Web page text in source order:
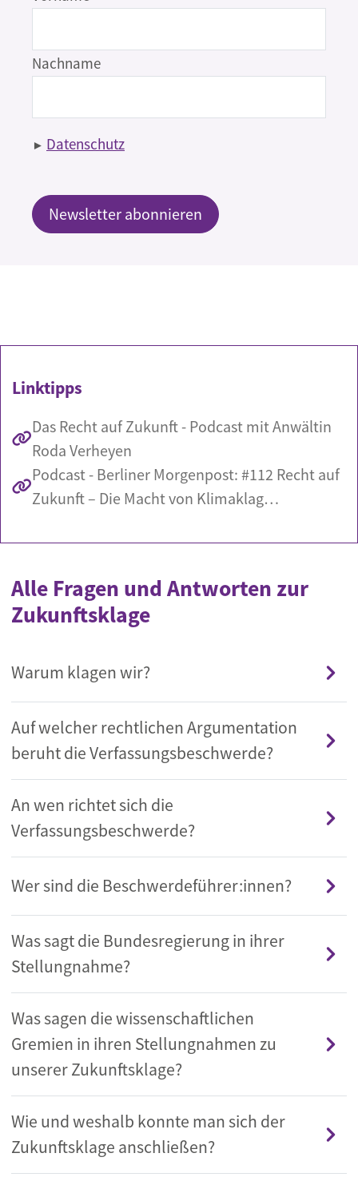
Nachname
Datenschutz
Linktipps
Das Recht auf Zukunft - Podcast mit Anwältin
Roda Verheyen
Podcast - Berliner Morgenpost: #112 Recht auf
Zukunft – Die Macht von Klimaklag…
Alle Fragen und Antworten zur
Zukunftsklage
Warum klagen wir?
Auf welcher rechtlichen Argumentation
beruht die Verfassungsbeschwerde?
An wen richtet sich die
Verfassungsbeschwerde?
Wer sind die Beschwerdeführer:innen?
Was sagt die Bundesregierung in ihrer
Stellungnahme?
Was sagen die wissenschaftlichen
Gremien in ihren Stellungnahmen zu
unserer Zukunftsklage?
Wie und weshalb konnte man sich der
Zukunftsklage anschließen?